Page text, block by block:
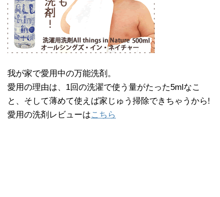
我が家で愛用中の万能洗剤。
愛用の理由は、1回の洗濯で使う量がたった5mlなこ
と、そして薄めて使えば家じゅう掃除できちゃうから!
愛用の洗剤レビューはこちら